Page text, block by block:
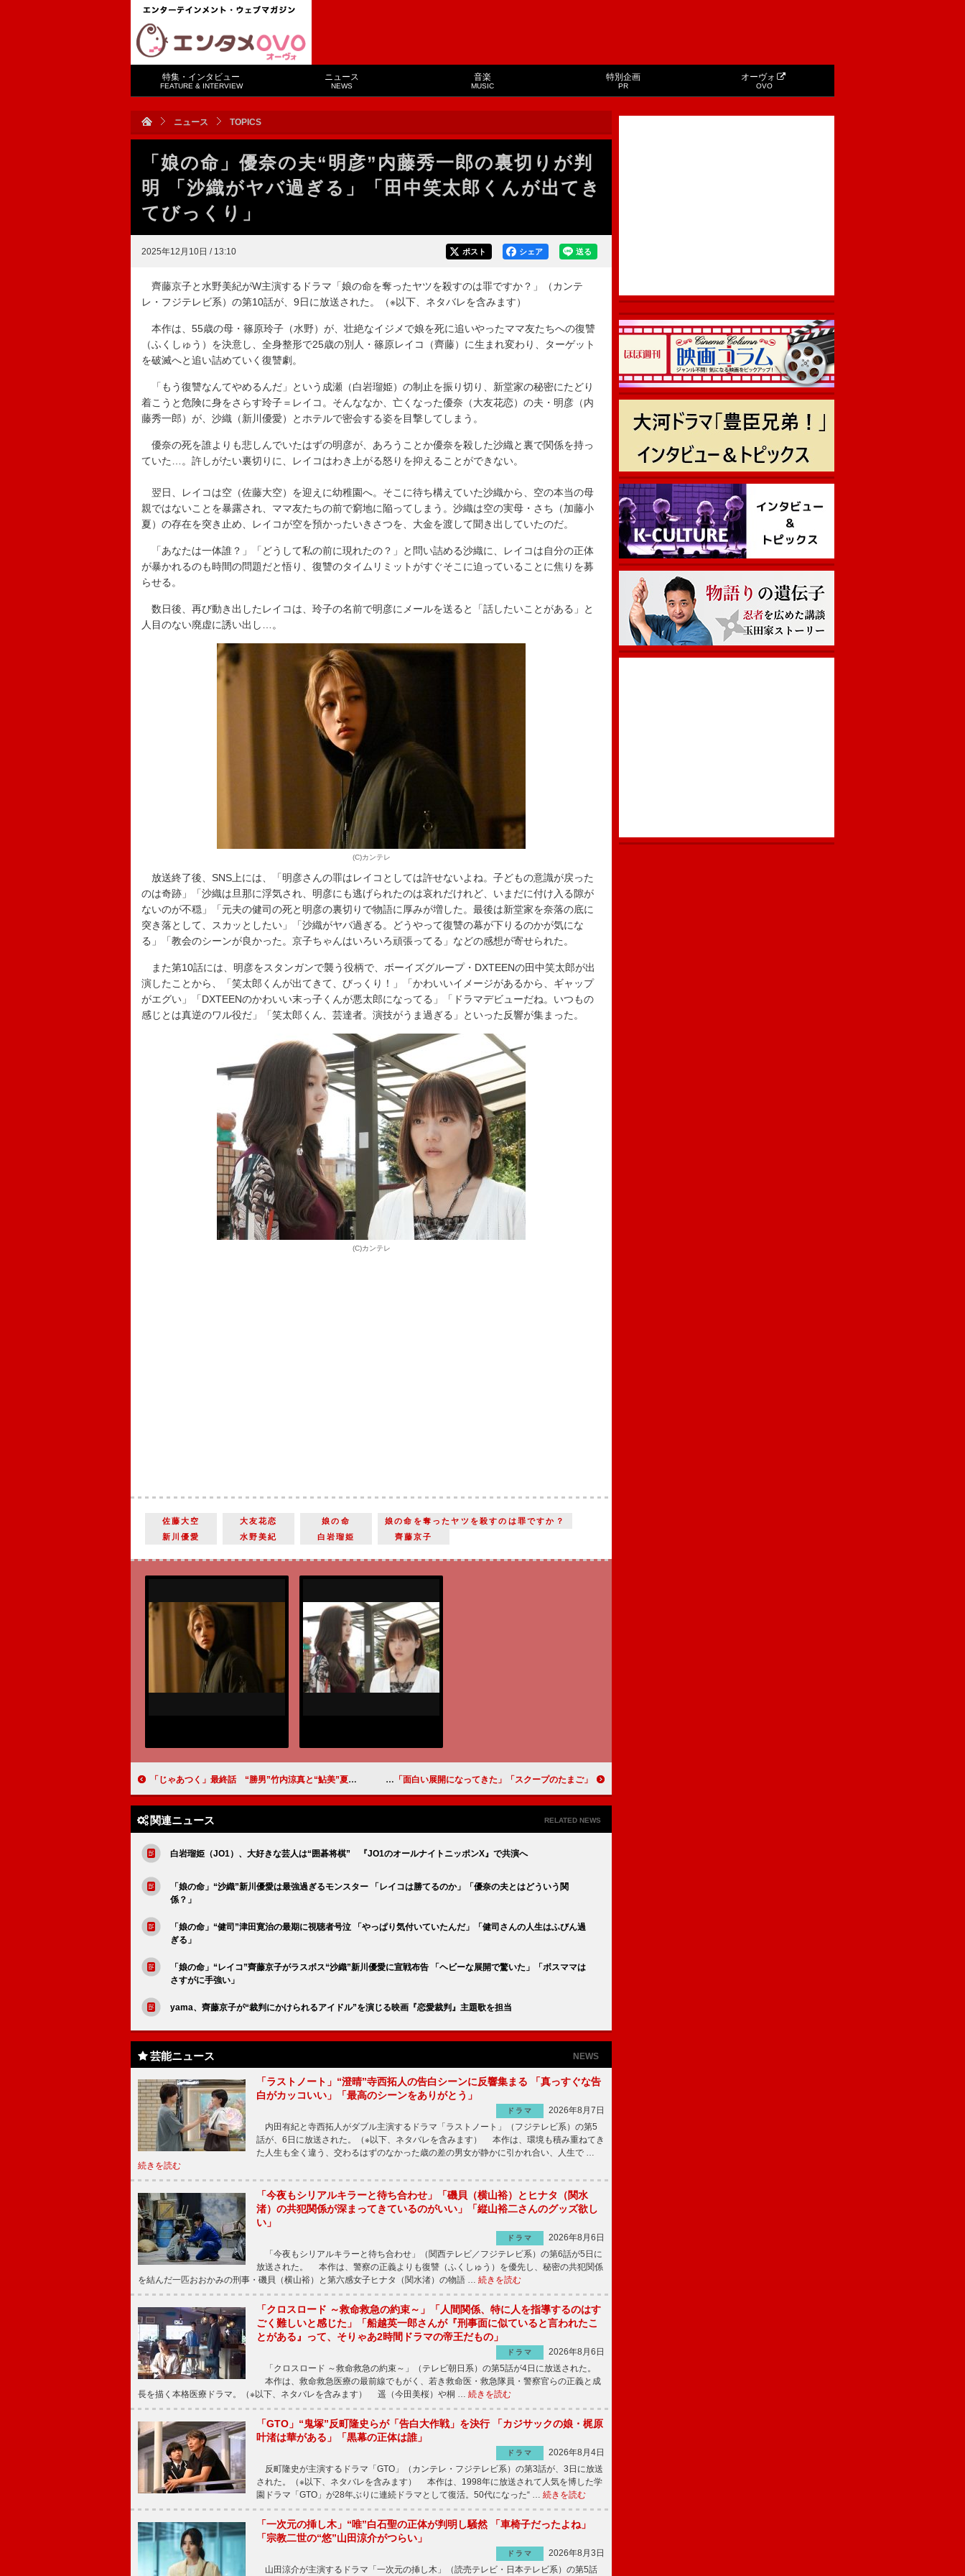
特集・インタビュー
FEATURE & INTERVIEW
ニュース
NEWS
音楽
MUSIC
特別企画
PR
オーヴォ
OVO
ニュース TOPICS
「娘の命」優奈の夫“明彦”内藤秀一郎の裏切りが判
明 「沙織がヤバ過ぎる」「田中笑太郎くんが出てき
てびっくり」
2025年12月10日 / 13:10 送る
シェア
ポスト
齊藤京子と水野美紀がW主演するドラマ「娘の命を奪ったヤツを殺すのは罪ですか？」（カンテ
レ・フジテレビ系）の第10話が、9日に放送された。（※以下、ネタバレを含みます）
本作は、55歳の母・篠原玲子（水野）が、壮絶なイジメで娘を死に追いやったママ友たちへの復讐
（ふくしゅう）を決意し、全身整形で25歳の別人・篠原レイコ（齊藤）に生まれ変わり、ターゲット
を破滅へと追い詰めていく復讐劇。
「もう復讐なんてやめるんだ」という成瀬（白岩瑠姫）の制止を振り切り、新堂家の秘密にたどり
着こうと危険に身をさらす玲子＝レイコ。そんななか、亡くなった優奈（大友花恋）の夫・明彦（内
藤秀一郎）が、沙織（新川優愛）とホテルで密会する姿を目撃してしまう。
優奈の死を誰よりも悲しんでいたはずの明彦が、あろうことか優奈を殺した沙織と裏で関係を持っ
ていた…。許しがたい裏切りに、レイコはわき上がる怒りを抑えることができない。
翌日、レイコは空（佐藤大空）を迎えに幼稚園へ。そこに待ち構えていた沙織から、空の本当の母
親ではないことを暴露され、ママ友たちの前で窮地に陥ってしまう。沙織は空の実母・さち（加藤小
夏）の存在を突き止め、レイコが空を預かったいきさつを、大金を渡して聞き出していたのだ。
「あなたは一体誰？」「どうして私の前に現れたの？」と問い詰める沙織に、レイコは自分の正体
が暴かれるのも時間の問題だと悟り、復讐のタイムリミットがすぐそこに迫っていることに焦りを募
らせる。
数日後、再び動き出したレイコは、玲子の名前で明彦にメールを送ると「話したいことがある」と
人目のない廃虚に誘い出し…。
(C)カンテレ
放送終了後、SNS上には、「明彦さんの罪はレイコとしては許せないよね。子どもの意識が戻った
のは奇跡」「沙織は旦那に浮気され、明彦にも逃げられたのは哀れだけれど、いまだに付け入る隙が
ないのが不穏」「元夫の健司の死と明彦の裏切りで物語に厚みが増した。最後は新堂家を奈落の底に
突き落として、スカッとしたい」「沙織がヤバ過ぎる。どうやって復讐の幕が下りるのかが気にな
る」「教会のシーンが良かった。京子ちゃんはいろいろ頑張ってる」などの感想が寄せられた。
また第10話には、明彦をスタンガンで襲う役柄で、ボーイズグループ・DXTEENの田中笑太郎が出
演したことから、「笑太郎くんが出てきて、びっくり！」「かわいいイメージがあるから、ギャップ
がエグい」「DXTEENのかわいい末っ子くんが悪太郎になってる」「ドラマデビューだね。いつもの
感じとは真逆のワル役だ」「笑太郎くん、芸達者。演技がうま過ぎる」といった反響が集まった。
(C)カンテレ
佐藤大空 大友花恋 娘の命
娘の命を奪ったヤツを殺すのは罪ですか？
新川優愛
水野美紀 白岩瑠姫 齊藤京子
「じゃあつく」最終話 “勝男”竹内涼真と“鮎美”夏帆の結末に反響 「勝男ロス過ぎる」「スペシャルドラマに期待」 「スクープのたまご」最終章 “謎のサングラス男”の正体が判明 「黒幕感がすごい」「面白い展開になってきた」
関連ニュース RELATED NEWS
白岩瑠姫（JO1）、大好きな芸人は“囲碁将棋” 『JO1のオールナイトニッポンX』で共演へ
「娘の命」“沙織”新川優愛は最強過ぎるモンスター 「レイコは勝てるのか」「優奈の夫とはどういう関
係？」
「娘の命」“健司”津田寛治の最期に視聴者号泣 「やっぱり気付いていたんだ」「健司さんの人生はふびん過
ぎる」
「娘の命」“レイコ”齊藤京子がラスボス“沙織”新川優愛に宣戦布告 「ヘビーな展開で驚いた」「ボスママは
さすがに手強い」
yama、齊藤京子が“裁判にかけられるアイドル”を演じる映画『恋愛裁判』主題歌を担当
芸能ニュース NEWS
「ラストノート」“澄晴”寺西拓人の告白シーンに反響集まる 「真っすぐな告
白がカッコいい」「最高のシーンをありがとう」
ドラマ
2026年8月7日
内田有紀と寺西拓人がダブル主演するドラマ「ラストノート」（フジテレビ系）の第5
話が、6日に放送された。（※以下、ネタバレを含みます） 本作は、環境も積み重ねてき
た人生も全く違う、交わるはずのなかった歳の差の男女が静かに引かれ合い、人生で …
続きを読む
「今夜もシリアルキラーと待ち合わせ」「磯貝（横山裕）とヒナタ（関水
渚）の共犯関係が深まってきているのがいい」「縦山裕二さんのグッズ欲し
い」
ドラマ
2026年8月6日
「今夜もシリアルキラーと待ち合わせ」（関西テレビ／フジテレビ系）の第6話が5日に
放送された。 本作は、警察の正義よりも復讐（ふくしゅう）を優先し、秘密の共犯関係
を結んだ一匹おおかみの刑事・磯貝（横山裕）と第六感女子ヒナタ（関水渚）の物語 … 続きを読む
「クロスロード ～救命救急の約束～」「人間関係、特に人を指導するのはす
ごく難しいと感じた」「船越英一郎さんが『刑事面に似ていると言われたこ
とがある』って、そりゃあ2時間ドラマの帝王だもの」
ドラマ
2026年8月6日
「クロスロード ～救命救急の約束～」（テレビ朝日系）の第5話が4日に放送された。
本作は、救命救急医療の最前線でもがく、若き救命医・救急隊員・警察官らの正義と成
長を描く本格医療ドラマ。（※以下、ネタバレを含みます） 遥（今田美桜）や桐 … 続きを読む
「GTO」“鬼塚”反町隆史らが「告白大作戦」を決行 「カジサックの娘・梶原
叶渚は華がある」「黒幕の正体は誰」
ドラマ
2026年8月4日
反町隆史が主演するドラマ「GTO」（カンテレ・フジテレビ系）の第3話が、3日に放送
された。（※以下、ネタバレを含みます） 本作は、1998年に放送されて人気を博した学
園ドラマ「GTO」が28年ぶりに連続ドラマとして復活。50代になった“ … 続きを読む
「一次元の挿し木」“唯”白石聖の正体が判明し騒然 「車椅子だったよね」
「宗教二世の“悠”山田涼介がつらい」
ドラマ
2026年8月3日
山田涼介が主演するドラマ「一次元の挿し木」（読売テレビ・日本テレビ系）の第5話